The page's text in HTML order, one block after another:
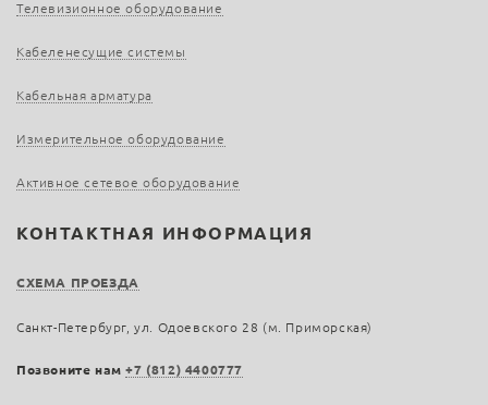
Телевизионное оборудование
Кабеленесущие системы
Кабельная арматура
Измерительное оборудование
Активное сетевое оборудование
КОНТАКТНАЯ ИНФОРМАЦИЯ
СХЕМА ПРОЕЗДА
Санкт-Петербург, ул. Одоевского 28 (м. Приморская)
Позвоните нам+7 (812) 4400777